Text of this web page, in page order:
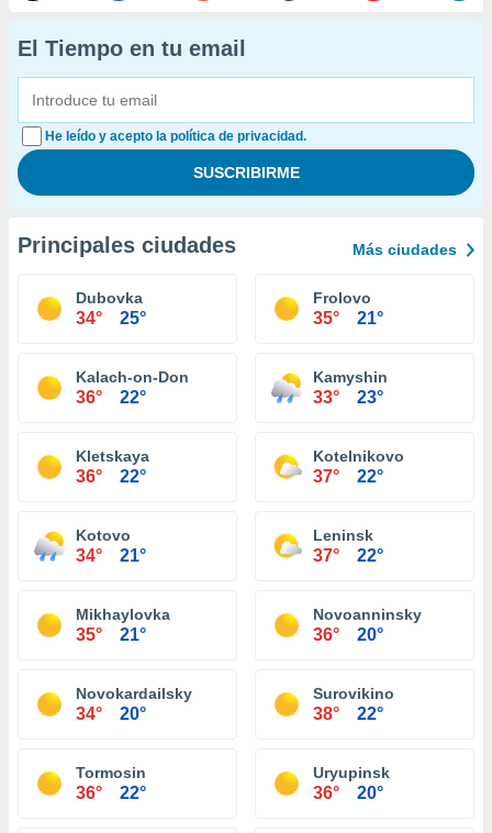
El Tiempo en tu email
He leído y acepto la política de privacidad.
Principales ciudades Más ciudades
Dubovka
34° 25°
Frolovo
35° 21°
Kalach-on-Don
36° 22°
Kamyshin
33° 23°
Kletskaya
36° 22°
Kotelnikovo
37° 22°
Kotovo
34° 21°
Leninsk
37° 22°
Mikhaylovka
35° 21°
Novoanninsky
36° 20°
Novokardailsky
34° 20°
Surovikino
38° 22°
Tormosin
36° 22°
Uryupinsk
36° 20°